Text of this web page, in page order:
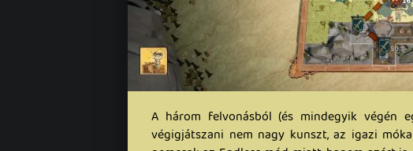
A három felvonásból (és mindegyik végén
végigjátszani nem nagy kunszt, az igazi